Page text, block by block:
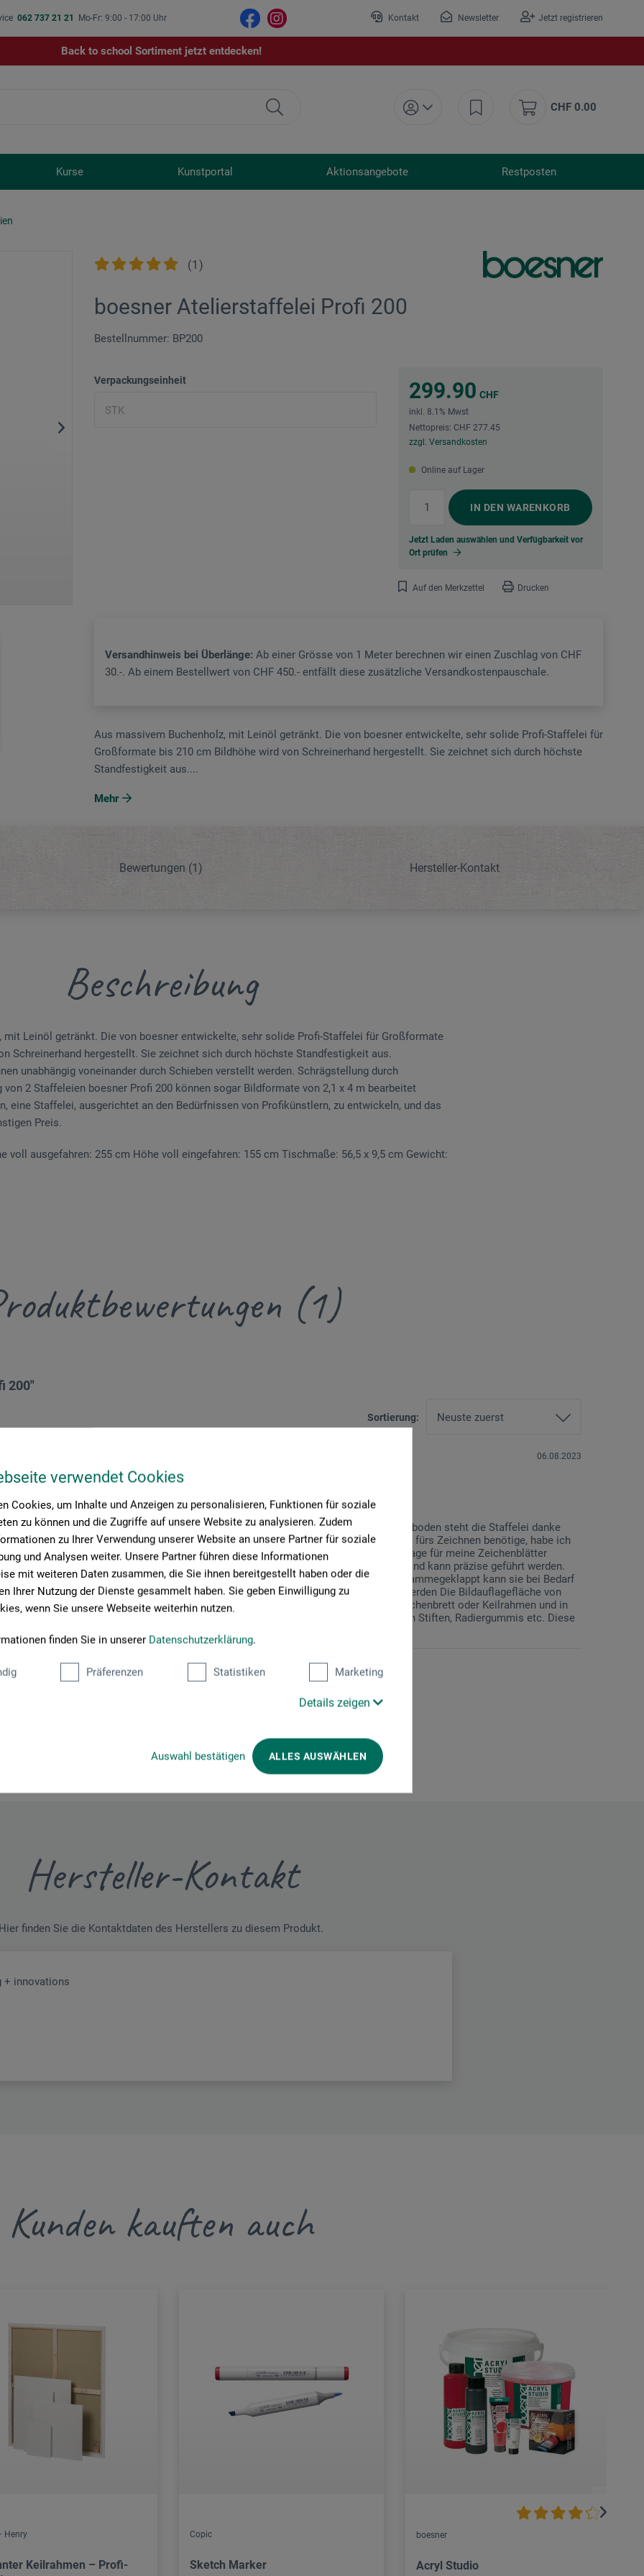
verwendet Cookies
Cookies, um Inhalte und Anzeigen zu personalisieren, Funktionen für soziale
zu können und die Zugriffe auf unsere Website zu analysieren. Zudem
zu Ihrer Verwendung unserer Website an unsere Partner für soziale
und Analysen weiter. Unsere Partner führen diese Informationen
mit weiteren Daten zusammen, die Sie ihnen bereitgestellt haben oder die
Ihrer Nutzung der Dienste gesammelt haben. Sie geben Einwilligung zu
wenn Sie unsere Webseite weiterhin nutzen.
finden Sie in unserer Datenschutzerklärung.
Präferenzen Statistiken Marketing
Details zeigen
Auswahl bestätigen ALLES AUSWÄHLEN
062 737 21 21 Mo-Fr: 9:00 - 17:00 Uhr Kontakt Newsletter Jetzt registrieren
Back to school Sortiment jetzt entdecken!
CHF 0.00
Kurse Kunstportal Aktionsangebote Restposten
(1 )
boesner Atelierstaffelei Profi 200
Bestellnummer: BP200
Verpackungseinheit 299.90 CHF
inkl. 8.1% Mwst
Nettopreis: CHF 277.45
zzgl. Versandkosten
Online auf Lager
IN DEN WARENKORB
Jetzt Laden auswählen und Verfügbarkeit vor
Ort prüfen
Auf den Merkzettel Drucken
Versandhinweis bei Überlänge: Ab einer Grösse von 1 Meter berechnen wir einen Zuschlag von CHF
30.-. Ab einem Bestellwert von CHF 450.- entfällt diese zusätzliche Versandkostenpauschale.
Aus massivem Buchenholz, mit Leinöl getränkt. Die von boesner entwickelte, sehr solide Profi-Staffelei für
Großformate bis 210 cm Bildhöhe wird von Schreinerhand hergestellt. Sie zeichnet sich durch höchs­­­­te
Standfestigkeit aus....
Mehr
Bewertungen (1) Hersteller-Kontakt
Beschreibung
mit Leinöl getränkt. Die von boesner entwickelte, sehr solide Profi-Staffelei für Großformate
Schreinerhand hergestellt. Sie zeichnet sich durch höchs­­­­te Standfestigkeit aus.
unabhängig voneinander durch Schieben verstellt werden. Schrägstellung durch
von 2 Staffeleien boesner Profi 200 können sogar Bildformate von 2,1 x 4 m bearbeitet
eine Staf­felei, ausgerichtet an den Bedürfnissen von Profikünstlern, zu entwickeln, und das
Preis.
voll ausgefahren: 255 cm Höhe voll eingefahren: 155 cm Tischmaße: 56,5 x 9,5 cm Gewicht:
(1)
200"
Sortierung:
06.08.2023
Staffelei zu einem Top-Preis
Atelierstaffelei 200 - Profi Buchenholz
hier top. Sehr stabile und robuste Staffelei. Selbst auf einem unebenen Plattenboden steht die Staffelei danke
und hochwertigem Buchenholz sehr stabil und sicher. Da ich die Staffelei vorwiegen fürs Zeichnen benötige, habe ich
ein ca. 1cm dickes stabiles glattes (Möbel-)Brett gekauft, das ich als Unterlage für meine Zeichenblätter
In dieser Kombination bietet die Staffelei ebenfalls eine stabile Unterlage und die Hand kann präzise geführt werden.
wird zusammengebaut geliefert bzw. kann so gleich mitgenommen werden. Zusammegeklappt kann sie bei Bedarf
weggestellt werden. Der Neigungswinkel kann bis in die Senkrechte eingestellt werden Die Bildauflagefläche von
und einer Tiefe von 6.5 cm ist ausreichend und bietet eine solide Standfläche für Zeichenbrett oder Keilrahmen und in
Fall Brettunterlage und Zeichenbrett. Es bleibt trotzdem noch Platz für die Ablage von Stiften, Radiergummis etc. Diese
Hersteller-Kontakt
Hier finden Sie die Kontaktdaten des Herstellers zu diesem Produkt.
+ innovations
Kunden kauften auch
Henry
Keilrahmen – Profi-
Copic
Sketch Marker
boesner
Acryl Studio